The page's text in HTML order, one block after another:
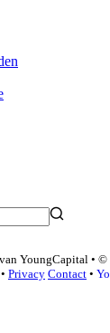
YoungCapital •
• Privacy Contact •